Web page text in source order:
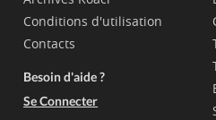
Conditions d'utilisation
Contacts
Besoin d'aide ?
Se Connecter